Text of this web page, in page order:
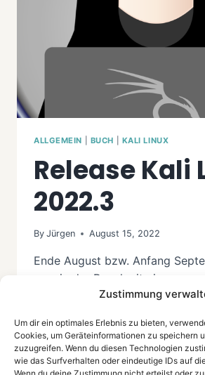
Zustimmung
Um dir ein optimales Erlebnis zu bieten,
Cookies, um Geräteinformationen zu speichern
zuzugreifen. Wenn du diesen Technologien
wie das Surfverhalten oder eindeutige IDs auf
ALLGEMEIN BUCH KALI LINUX
Release Kali
2022.3
By Jürgen August 15, 2022
Ende August bzw. Anfang
man in der Regel mit einem
Kali Linux rechnen. Das 2022.3
Anfang August veröffentlicht,
„Hacker Summer Camp 2022“
BSides LV und DEFCON)